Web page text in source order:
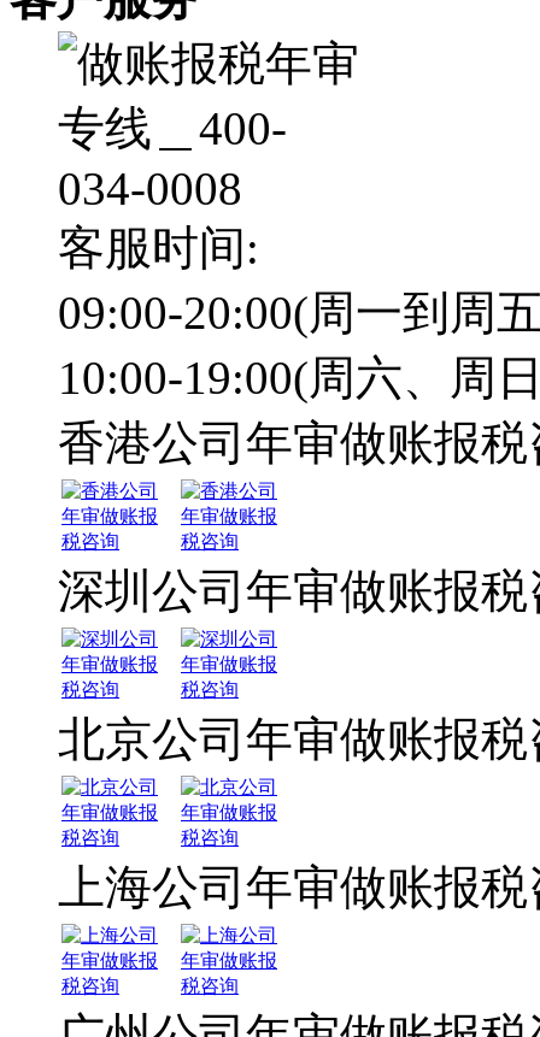
客服时间:
09:00-20:00(周一到周
10:00-19:00(周六、周
香港公司年审做账报税
深圳公司年审做账报税
北京公司年审做账报税
上海公司年审做账报